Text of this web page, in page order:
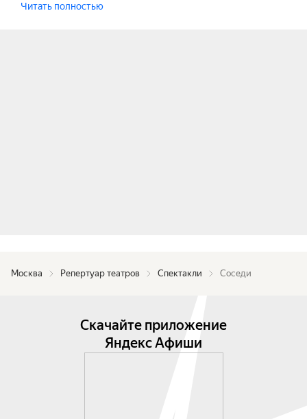
Читать полностью
Москва Репертуар театров Спектакли Соседи
Скачайте приложение
Яндекс Афиши